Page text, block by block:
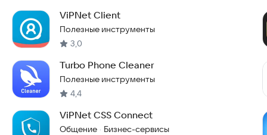
ViPNet Client
Полезные инструменты
3,0
Turbo Phone Cleaner
Полезные инструменты
4,4
ViPNet CSS Connect
Общение · Бизнес-сервисы